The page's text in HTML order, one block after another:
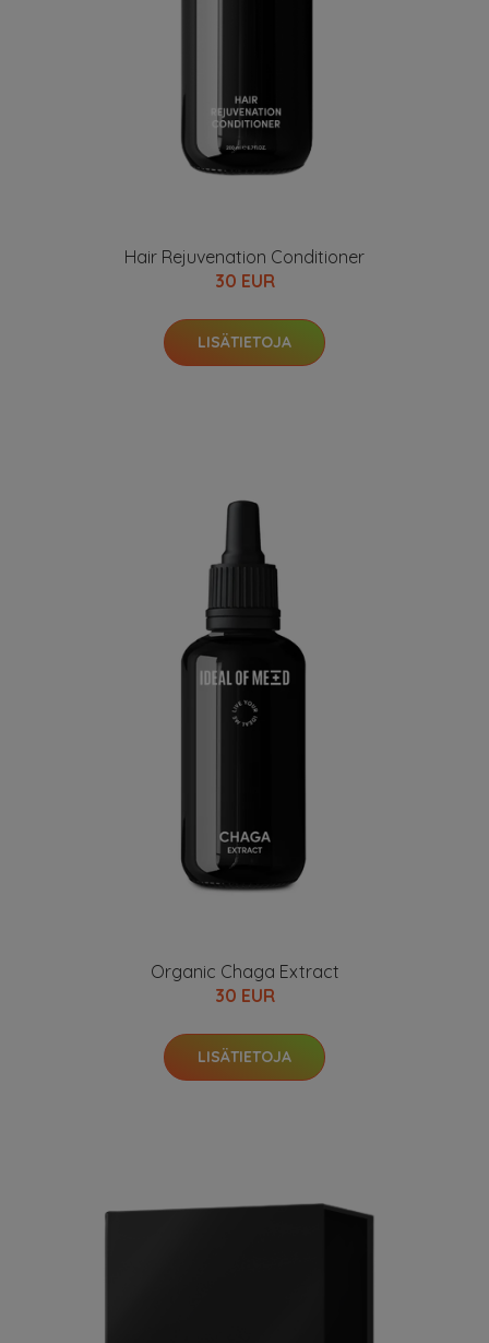
Hair Rejuvenation Conditioner
30 EUR
LISÄTIETOJA
Organic Chaga Extract
30 EUR
LISÄTIETOJA